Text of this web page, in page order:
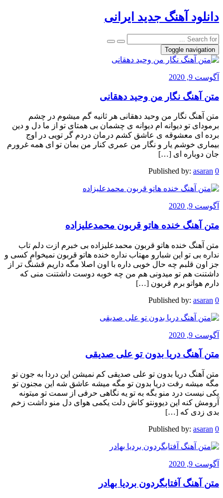
دانلود آهنگ جدید ایرانی
Toggle navigation
آگوست 9, 2020
متن آهنگ نگار من وحید دهقانی
متن آهنگ نگار من وحید دهقانی هر ثانیه گم میشوم در چشم
برمودای تو دیوانه ام دیوانه ی چشمان بی همتای تو از ما دل و دین
برده ای معشوقه ی عاشق کشم درمان دردم گر تویی در اوج
بیماری خوشم یار و نگار من عمری کنار من بمان تو ای همه غرورم
جان دوباره ای […]
Published by: asaran 0
آگوست 9, 2020
متن آهنگ خنده هاتو قربون محمدعلیزاده
متن آهنگ خنده هاتو قربون محمدعلیزاده بی خبرم ازت دلم تاب
نداره بی تو این شبارو مهتاب نداره خنده هاتو قربون نمیخوام کسی و
جز اون قلبم چه حال خوبی داره با اون اصلا مگه داریم قشنگ تر از
داشتنت هم تو میدونی هم من چه خوبه دوست داشتنت منی که
دارم هواتو برم قربون […]
Published by: asaran 0
آگوست 9, 2020
متن آهنگ دریا بدون تو علی صدیقی
متن آهنگ دریا بدون تو علی صدیقی کم نمیشن این دردا به جون تو
مگه میشه رفت دریا بدون تو مگه میشه عاشق شه این مجنون تو
یکی نیست درد منو بگه به تو یه نگاهی حرفی از سمت تو میتونه
آرومش کنه این دیوونتو کاش دلت یکمی هوای دل منو داشت زخم
بدی زدی که […]
Published by: asaran 0
آگوست 9, 2020
متن آهنگ آفتابگردون بردیا بهادر